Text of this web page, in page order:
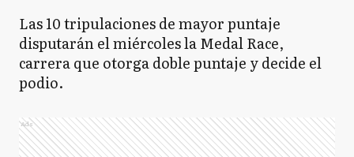
Las 10 tripulaciones de mayor puntaje
disputarán el miércoles la Medal Race,
carrera que otorga doble puntaje y decide el
podio.
Ads